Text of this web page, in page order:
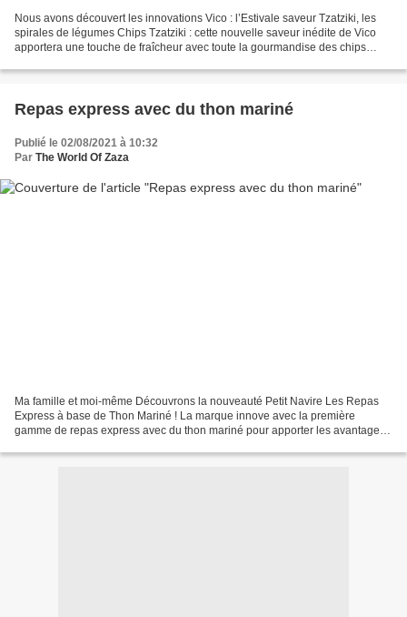
Nous avons découvert les innovations Vico : l’Estivale saveur Tzatziki, les
spirales de légumes Chips Tzatziki : cette nouvelle saveur inédite de Vico
apportera une touche de fraîcheur avec toute la gourmandise des chips
Repas express avec du thon mariné
Publié le 02/08/2021 à 10:32
Par The World Of Zaza
Ma famille et moi-même Découvrons la nouveauté Petit Navire Les Repas
Express à base de Thon Mariné ! La marque innove avec la première
gamme de repas express avec du thon mariné pour apporter les avantages